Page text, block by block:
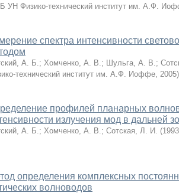
УН Физико-технический институт им. А.Ф.
спектра интенсивности
А. Б.; Хомченко, А. В.; Шульга, А. В.;
технический институт им. А.Ф. Иоффе, 2005)
профилей планарных
излучения мод в дальней
А. Б.; Хомченко, А. В.; Сотская, Л. И. (1993
определения комплексных
волноводов